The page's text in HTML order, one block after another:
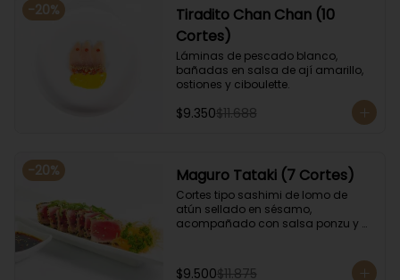
-20%
Tiradito Chan Chan (10
Cortes)
Láminas de pescado blanco,
bañadas en salsa de ají amarillo,
ostiones y ciboulette.
$9.350$11.688
-20% Maguro Tataki (7 Cortes)
Cortes tipo sashimi de lomo de
atún sellado en sésamo,
acompañado con salsa ponzu y
$9.500$11.875